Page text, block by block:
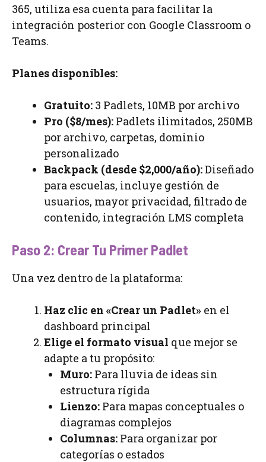
365, utiliza esa cuenta para facilitar la
integración posterior con Google Classroom o
Teams.
Planes disponibles:
Gratuito: 3 Padlets, 10MB por archivo
Pro ($8/mes): Padlets ilimitados, 250MB
por archivo, carpetas, dominio
personalizado
Backpack (desde $2,000/año):Diseñado
para escuelas, incluye gestión de
usuarios, mayor privacidad, filtrado de
contenido, integración LMS completa
Paso 2: Crear Tu Primer Padlet
Una vez dentro de la plataforma:
Haz clic en «Crear un Padlet» en el
dashboard principal
Elige el formato visual que mejor se
adapte a tu propósito:
Muro: Para lluvia de ideas sin
estructura rígida
Lienzo: Para mapas conceptuales o
diagramas complejos
Columnas: Para organizar por
categorías o estados